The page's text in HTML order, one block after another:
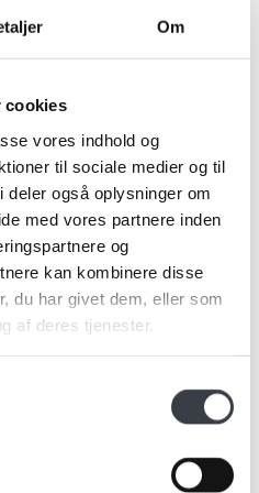
Om
cookies
vores indhold og
til sociale medier og til
også oplysninger om
med vores partnere inden
og
kan kombinere disse
du har givet dem, eller som
af deres tjenester.
finish. Kernen består af en
naturlige mineraler
tilbydes – kontakt os for
eller Marmorline Rens. Kalk
Overfladen kan
der kan forekomme variationer i